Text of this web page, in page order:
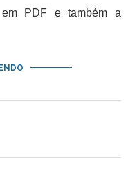
em PDF e também a